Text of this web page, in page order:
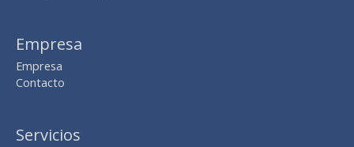
Empresa
Empresa
Contacto
Servicios